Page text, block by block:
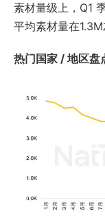
素材量级上，Q1
平均素材量在1.3M
热门国家 / 地区